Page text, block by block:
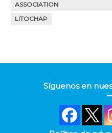
ASSOCIATION
LITOCHAP
Síguenos en